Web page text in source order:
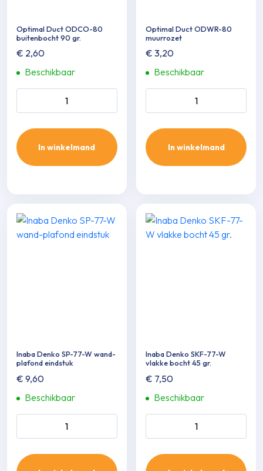
Optimal Duct ODCO-80
buitenbocht 90 gr.
€ 2,60
Beschikbaar
In winkelmand
Optimal Duct ODWR-80
muurrozet
€ 3,20
Beschikbaar
In winkelmand
Inaba Denko SP-77-W wand-
plafond eindstuk
€ 9,60
Beschikbaar
Inaba Denko SKF-77-W
vlakke bocht 45 gr.
€ 7,50
Beschikbaar